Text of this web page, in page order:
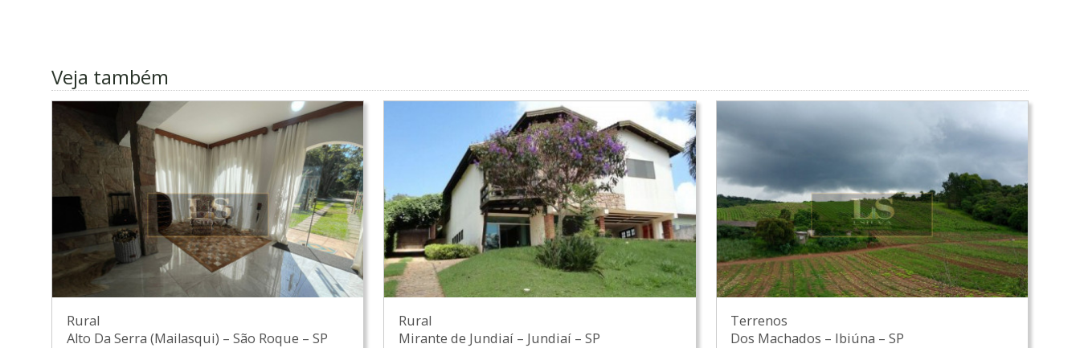
Veja também
Rural
Alto Da Serra (Mailasqui) – São Roque – SP
Rural
Mirante de Jundiaí – Jundiaí – SP
Terrenos
Dos Machados – Ibiúna –SP